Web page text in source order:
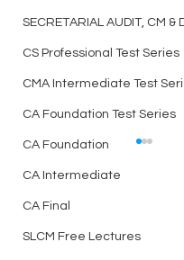
SECRETARIAL AUDIT, CM &
CS Professional Test Series
CMA Intermediate Test
CA Foundation Test Series
CA Foundation
CA Intermediate
CA Final
SLCM Free Lectures
Best Telegram
ICSI Students
Notes, Doubts,
bank, Test Series
Link
https://t.me/